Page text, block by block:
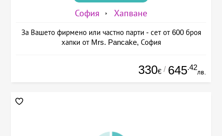
София Хапване
За Вашето фирмено или частно парти - сет от 600 броя
хапки от Mrs. Pancake, София
330€ / 645.42
лв.